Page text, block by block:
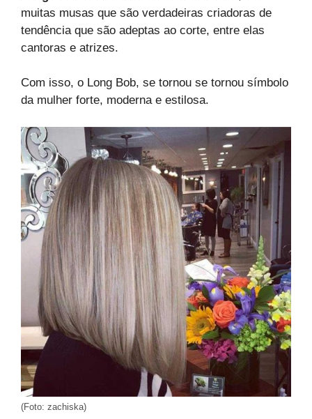
muitas musas que são verdadeiras criadoras de
tendência que são adeptas ao corte, entre elas
cantoras e atrizes.
Com isso, o Long Bob, se tornou se tornou símbolo
da mulher forte, moderna e estilosa.
(Foto: zachiska)